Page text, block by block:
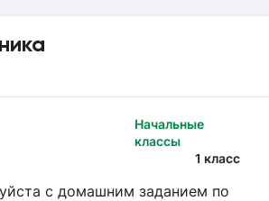
Начальные
классы
1 класс
с домашним заданием по